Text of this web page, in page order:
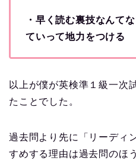
・早く読む裏技なんて
ていって地力をつける
以上が僕が英検準１級一次
たことでした。
過去問より先に「リーディ
すめする理由は過去問のほ